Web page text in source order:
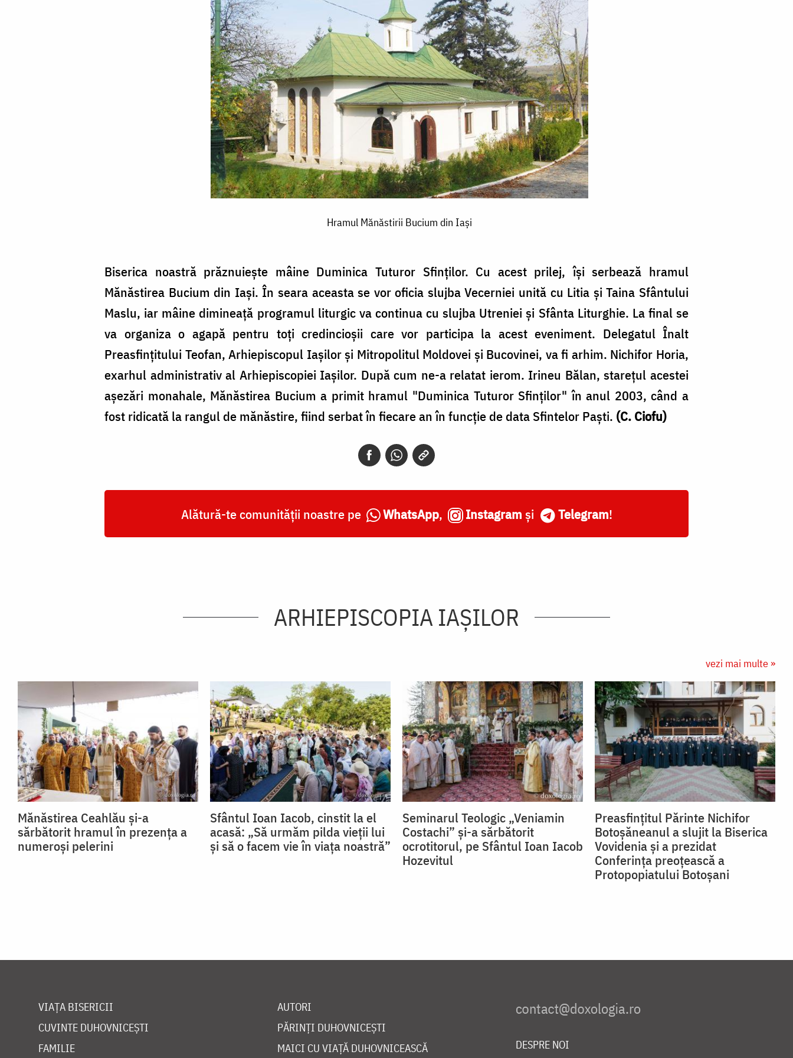
Hramul Mănăstirii Bucium din Iaşi
Biserica noastră prăznuieşte mâine Duminica Tuturor Sfinţilor. Cu acest prilej, îşi serbează hramul
Mănăstirea Bucium din Iaşi. În seara aceasta se vor oficia slujba Vecerniei unită cu Litia şi Taina Sfântului
Maslu, iar mâine dimineaţă programul liturgic va continua cu slujba Utreniei şi Sfânta Liturghie. La final se
va organiza o agapă pentru toţi credincioşii care vor participa la acest eveniment. Delegatul Înalt
Preasfinţitului Teofan, Arhiepiscopul Iaşilor şi Mitropolitul Moldovei şi Bucovinei, va fi arhim. Nichifor Horia,
exarhul administrativ al Arhiepiscopiei Iaşilor. După cum ne-a relatat ierom. Irineu Bălan, stareţul acestei
aşezări monahale, Mănăstirea Bucium a primit hramul "Duminica Tuturor Sfinţilor" în anul 2003, când a
fost ridicată la rangul de mănăstire, fiind serbat în fiecare an în funcţie de data Sfintelor Paşti. (C. Ciofu)
Alătură-te comunității noastre pe WhatsApp, Instagram și Telegram!
ARHIEPISCOPIA IAŞILOR
vezi mai multe »
Mănăstirea Ceahlău și-a
sărbătorit hramul în prezența a
numeroși pelerini
Sfântul Ioan Iacob, cinstit la el
acasă: „Să urmăm pilda vieții lui
și să o facem vie în viața noastră”
Seminarul Teologic „Veniamin
Costachi” și-a sărbătorit
ocrotitorul, pe Sfântul Ioan Iacob
Hozevitul
Preasfințitul Părinte Nichifor
Botoșăneanul a slujit la Biserica
Vovidenia și a prezidat
Conferința preoțească a
Protopopiatului Botoșani
VIAȚA BISERICII
CUVINTE DUHOVNICEȘTI
FAMILIE
AUTORI
PĂRINȚI DUHOVNICEȘTI
MAICI CU VIAȚĂ DUHOVNICEASCĂ
DESPRE NOI